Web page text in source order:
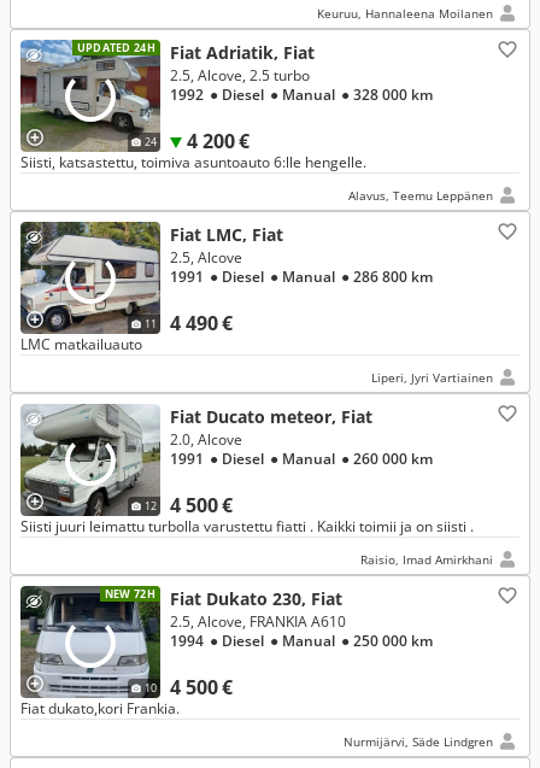
Keuruu, Hannaleena Moilanen
UPDATED 24H
24
Fiat Adriatik, Fiat
4 200 €
2.5, Alcove, 2.5 turbo
1992 ● Diesel ● Manual ● 328 000 km
Siisti, katsastettu, toimiva asuntoauto 6:lle hengelle.
Alavus, Teemu Leppänen
11
Fiat LMC, Fiat
4 490 €
2.5, Alcove
1991 ● Diesel ● Manual ● 286 800 km
LMC matkailuauto
Liperi, Jyri Vartiainen
12
Fiat Ducato meteor, Fiat
4 500 €
2.0, Alcove
1991 ● Diesel ● Manual ● 260 000 km
Siisti juuri leimattu turbolla varustettu fiatti . Kaikki toimii ja on siisti .
Raisio, Imad Amirkhani
NEW 72H
10
Fiat Dukato 230, Fiat
4 500 €
2.5, Alcove, FRANKIA A610
1994 ● Diesel ● Manual ● 250 000 km
Fiat dukato,kori Frankia.
Nurmijärvi, Säde Lindgren